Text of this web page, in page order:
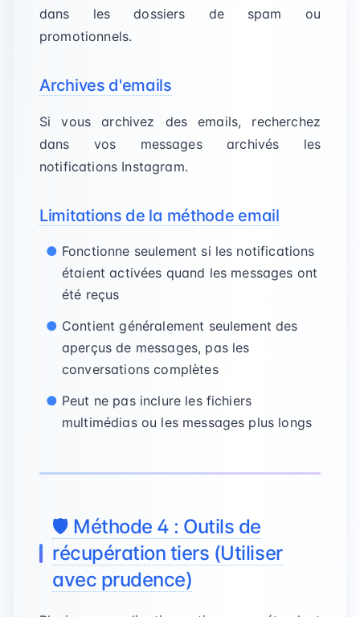
dans les dossiers de spam ou
promotionnels.
Archives d'emails
Si vous archivez des emails, recherchez
dans vos messages archivés les
notifications Instagram.
Limitations de la méthode email
Fonctionne seulement si les notifications
étaient activées quand les messages ont
été reçus
Contient généralement seulement des
aperçus de messages, pas les
conversations complètes
Peut ne pas inclure les fichiers
multimédias ou les messages plus longs
🛡️ Méthode 4 : Outils de
récupération tiers (Utiliser
avec prudence)